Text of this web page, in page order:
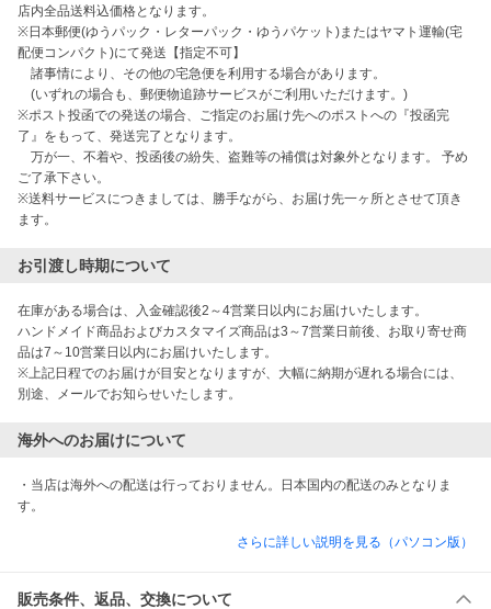
店内全品送料込価格となります。
※日本郵便(ゆうパック・レターパック・ゆうパケット)またはヤマト運輸(宅
配便コンパクト)にて発送【指定不可】
諸事情により、その他の宅急便を利用する場合があります。
(いずれの場合も、郵便物追跡サービスがご利用いただけます。)
※ポスト投函での発送の場合、ご指定のお届け先へのポストへの『投函完
了』をもって、発送完了となります。
万が一、不着や、投函後の紛失、盗難等の補償は対象外となります。 予め
ご了承下さい。
※送料サービスにつきましては、勝手ながら、お届け先一ヶ所とさせて頂き
ます。
お引渡し時期について
在庫がある場合は、入金確認後2～4営業日以内にお届けいたします。
ハンドメイド商品およびカスタマイズ商品は3～7営業日前後、お取り寄せ商
品は7～10営業日以内にお届けいたします。
※上記日程でのお届けが目安となりますが、大幅に納期が遅れる場合には、
別途、メールでお知らせいたします。
海外へのお届けについて
・当店は海外への配送は行っておりません。日本国内の配送のみとなりま
す。
さらに詳しい説明を見る（パソコン版）
販売条件、返品、交換について